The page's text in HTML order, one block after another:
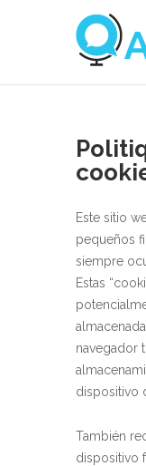
Este sitio
pequeños
siempre
Estas
navegador
dispositivo
También
dispositivo